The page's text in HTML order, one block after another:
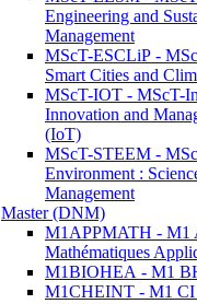
Engineering and
Management
MScT-ESCLiP -
Smart Cities and
MScT-IOT - MScT-
Innovation and
(IoT)
MScT-STEEM -
Environment :
Management
Master (DNM)
M1APPMATH - M1
Mathématiques
M1BIOHEA - M1
M1CHEINT - M1 CI